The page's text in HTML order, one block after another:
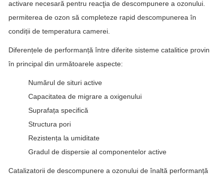
activare necesară pentru reacţia de descompunere a ozonului.
permiterea de ozon să completeze rapid descompunerea în
condiții de temperatura camerei.
Diferențele de performanță între diferite sisteme catalitice provin
în principal din următoarele aspecte:
Numărul de situri active
Capacitatea de migrare a oxigenului
Suprafața specifică
Structura pori
Rezistența la umiditate
Gradul de dispersie al componentelor active
Catalizatorii de descompunere a ozonului de înaltă performanță